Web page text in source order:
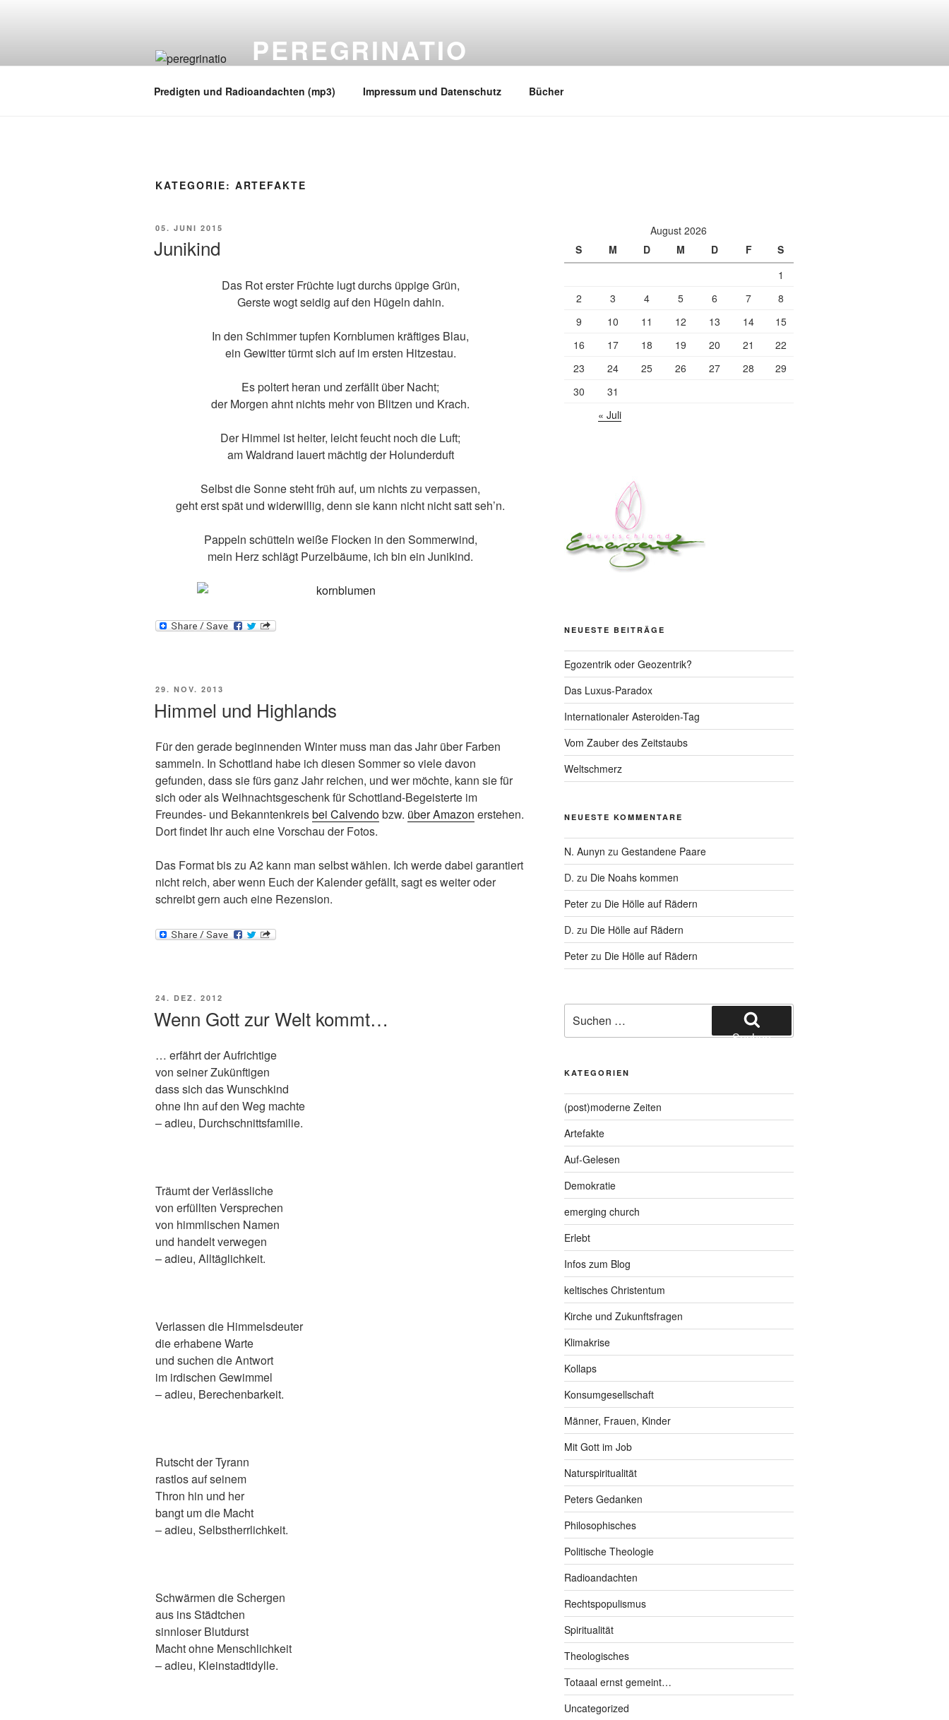
PEREGRINATIO
Predigten und Radioandachten (mp3) Impressum und Datenschutz Bücher
KATEGORIE: ARTEFAKTE
VERÖFFENTLICHT
05. JUNI 2015
Junikind
Das Rot erster Früchte lugt durchs üppige Grün,
Gerste wogt seidig auf den Hügeln dahin.
In den Schimmer tupfen Kornblumen kräftiges Blau,
ein Gewitter türmt sich auf im ersten Hitzestau.
Es poltert heran und zerfällt über Nacht;
der Morgen ahnt nichts mehr von Blitzen und Krach.
Der Himmel ist heiter, leicht feucht noch die Luft;
am Waldrand lauert mächtig der Holunderduft
Selbst die Sonne steht früh auf, um nichts zu verpassen,
geht erst spät und widerwillig, denn sie kann nicht nicht satt seh’n.
Pappeln schütteln weiße Flocken in den Sommerwind,
mein Herz schlägt Purzelbäume, ich bin ein Junikind.
VERÖFFENTLICHT
29. NOV. 2013
Himmel und Highlands
Für den gerade beginnenden Winter muss man das Jahr über Farben
sammeln. In Schottland habe ich diesen Sommer so viele davon
gefunden, dass sie fürs ganz Jahr reichen, und wer möchte, kann sie für
sich oder als Weihnachtsgeschenk für Schottland-Begeisterte im
Freundes- und Bekanntenkreisbei Calvendobzw. über Amazon erstehen.
Dort findet Ihr auch eine Vorschau der Fotos.
Das Format bis zu A2 kann man selbst wählen. Ich werde dabei garantiert
nicht reich, aber wenn Euch der Kalender gefällt, sagt es weiter oder
schreibt gern auch eine Rezension.
VERÖFFENTLICHT
24. DEZ. 2012
Wenn Gott zur Welt kommt…
… erfährt der Aufrichtige
von seiner Zukünftigen
dass sich das Wunschkind
ohne ihn auf den Weg machte
– adieu, Durchschnittsfamilie.
Träumt der Verlässliche
von erfüllten Versprechen
von himmlischen Namen
und handelt verwegen
– adieu, Alltäglichkeit.
Verlassen die Himmelsdeuter
die erhabene Warte
und suchen die Antwort
im irdischen Gewimmel
– adieu, Berechenbarkeit.
Rutscht der Tyrann
rastlos auf seinem
Thron hin und her
bangt um die Macht
– adieu, Selbstherrlichkeit.
Schwärmen die Schergen
aus ins Städtchen
sinnloser Blutdurst
Macht ohne Menschlichkeit
– adieu, Kleinstadtidylle.
August 2026
S
M D M D F
S
1
2
3 4 5 6 7
8
9
10 11 12 13 14
15
16
17 18 19 20 21
22
23
24 25 26 27 28
29
30
31
« Juli
NEUESTE BEITRÄGE
Egozentrik oder Geozentrik?
Das Luxus-Paradox
Internationaler Asteroiden-Tag
Vom Zauber des Zeitstaubs
Weltschmerz
NEUESTE KOMMENTARE
N. Aunyn zu Gestandene Paare
D. zu Die Noahs kommen
Peterzu Die Hölle auf Rädern
D. zu Die Hölle auf Rädern
Peterzu Die Hölle auf Rädern
nach:
Suchen
KATEGORIEN
(post)moderne Zeiten
Artefakte
Auf-Gelesen
Demokratie
emerging church
Erlebt
Infos zum Blog
keltisches Christentum
Kirche und Zukunftsfragen
Klimakrise
Kollaps
Konsumgesellschaft
Männer, Frauen, Kinder
Mit Gott im Job
Naturspiritualität
Peters Gedanken
Philosophisches
Politische Theologie
Radioandachten
Rechtspopulismus
Spiritualität
Theologisches
Totaaal ernst gemeint…
Uncategorized